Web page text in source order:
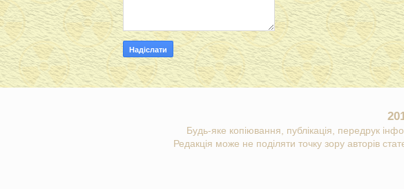
Будь-яке копіювання, публікація, передрук
Редакція може не поділяти точку зору авторів